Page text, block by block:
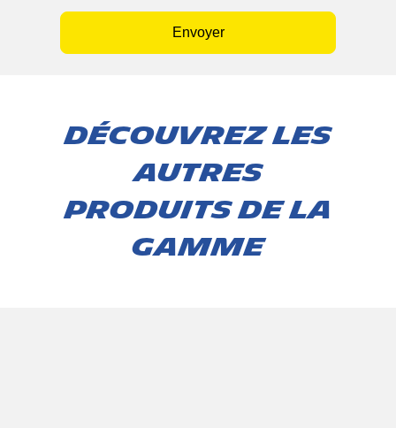
Envoyer
Découvrez les
autres
produits de la
gamme